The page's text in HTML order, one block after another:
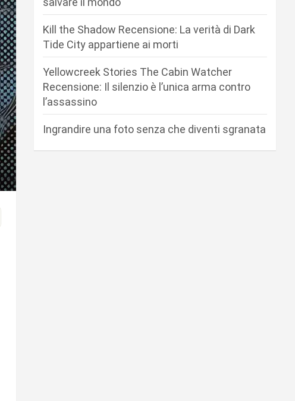
Kill the Shadow Recensione: La verità di Dark
Tide City appartiene ai morti
Yellowcreek Stories The Cabin Watcher
Recensione: Il silenzio è l’unica arma contro
l’assassino
Ingrandire una foto senza che diventi sgranata